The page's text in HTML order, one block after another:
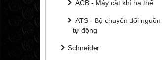
ACB - Máy cắt khí hạ thế
ATS - Bộ chuyển đổi nguồn
tự động
Schneider